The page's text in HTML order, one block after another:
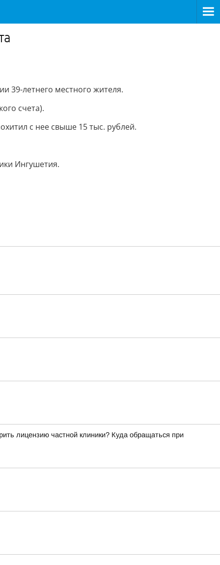
39-летнего местного жителя.
счета).
с нее свыше 15 тыс. рублей.
Ингушетия.
лицензию частной клиники? Куда обращаться при